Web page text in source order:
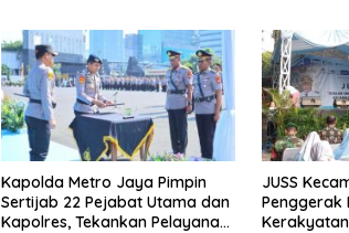
Kapolda Metro Jaya Pimpin
Sertijab 22 Pejabat Utama dan
Kapolres, Tekankan Pelayanan
JUSS
Penggerak